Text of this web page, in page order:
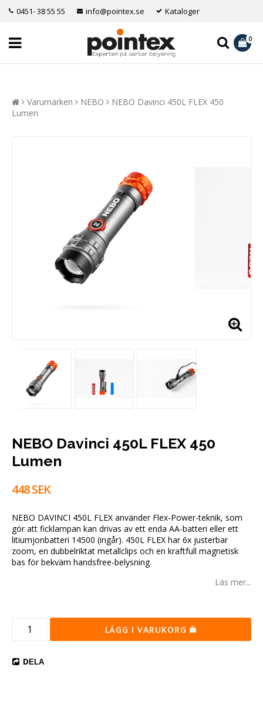
0451- 38 55 55 info@pointex.se Kataloger
0
Varumärken NEBO
NEBO Davinci 450L FLEX 450
Lumen
NEBO Davinci 450L FLEX 450
Lumen
448 SEK
NEBO DAVINCI 450L FLEX använder Flex-Power-teknik, som
gör att ficklampan kan drivas av ett enda AA-batteri eller ett
litiumjonbatteri 14500 (ingår). 450L FLEX har 6x justerbar
zoom, en dubbelriktat metallclips och en kraftfull magnetisk
bas för bekväm handsfree-belysning.
Läs mer...
LÄGG I VARUKORG
DELA